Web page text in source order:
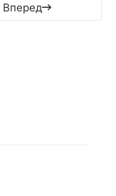
Вперед